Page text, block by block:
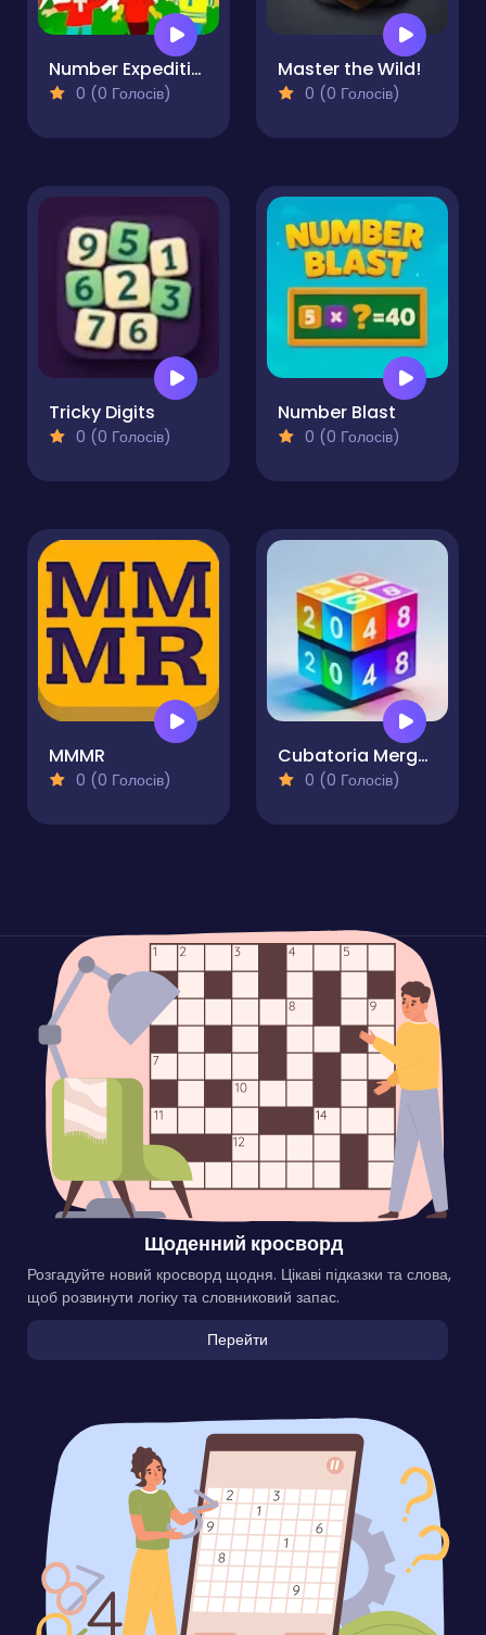
Number Expedition Math Adventures
0 (0 Голосів)
Master the Wild!
0 (0 Голосів)
Tricky Digits
0 (0 Голосів)
Number Blast
0 (0 Голосів)
MMMR
0 (0 Голосів)
Cubatoria Merge 2048
0 (0 Голосів)
Щоденний кросворд
Розгадуйте новий кросворд щодня. Цікаві підказки та слова,
щоб розвинути логіку та словниковий запас.
Перейти